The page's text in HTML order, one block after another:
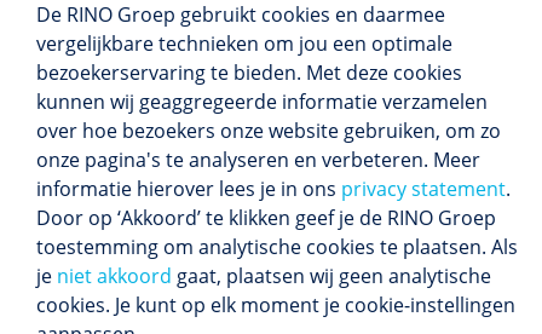
De RINO Groep gebruikt cookies en daarmee
vergelijkbare technieken om jou een optimale
bezoekerservaring te bieden. Met deze cookies
kunnen wij geaggregeerde informatie verzamelen
over hoe bezoekers onze website gebruiken, om zo
onze pagina's te analyseren en verbeteren. Meer
informatie hierover lees je in ons privacy statement.
Door op ‘Akkoord’ te klikken geef je de RINO Groep
toestemming om analytische cookies te plaatsen. Als
je niet akkoord gaat, plaatsen wij geen analytische
cookies. Je kunt op elk moment je cookie-instellingen
Meer dan 250 opleidingen
Alle BIG-opleidingen in huis
Cedeo-erkend en CRKBO-geregistreerd
Gemiddelde beoordeling 8,4
Volg ons
Blijf op de hoogte van het (nieuwe) scholings­
aanbod en ons laatste nieuws.